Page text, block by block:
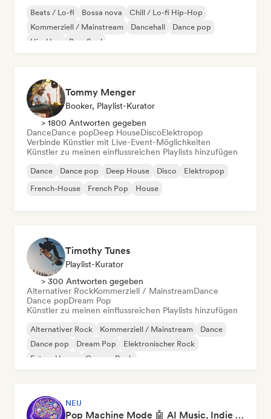
Beats / Lo-fi Bossa nova
Chill / Lo-fi Hip-Hop
Kommerziell / Mainstream
Dancehall
Dance pop
Hip-Hop
Pop-Soul
Tommy Menger
Booker, Playlist-Kurator
> 1800 Antworten gegeben
DanceDance popDeep HouseDiscoElektropop
Verbinde Künstler mit Live-Event-Möglichkeiten
Künstler zu meinen einflussreichen Playlists hinzufügen
Dance Dance pop Deep House Disco
Elektropop
French-House
French Pop House
Timothy Tunes
Playlist-Kurator
> 300 Antworten gegeben
Alternativer RockKommerziell / MainstreamDance
Dance popDream Pop
Künstler zu meinen einflussreichen Playlists hinzufügen
Alternativer Rock Kommerziell / Mainstream
Dance
Dance pop
Dream Pop
Elektronischer Rock
Future House
Garage-Rock
NEU
Pop Machine Mode 🤖 AI Music, Indie Pop & Dream Pop